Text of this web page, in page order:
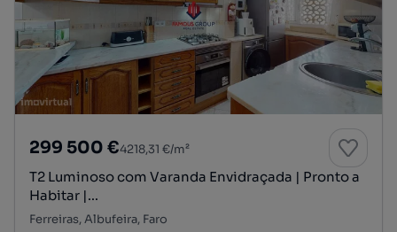
299 500 €4218,31 €/m²
T2 Luminoso com Varanda Envidraçada | Pronto a
Habitar |...
Ferreiras, Albufeira, Faro